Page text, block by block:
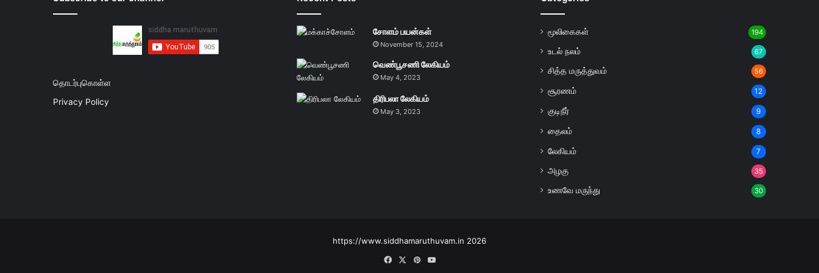
தொடர்புகொள்ள
Privacy Policy
சோளம் பயன்கள்
November 15, 2024
வெண்பூசணி லேகியம்
May 4, 2023
திரிபலா லேகியம்
May 3, 2023
மூலிகைகள் 194
உடல் நலம் 67
சித்த மருத்துவம் 56
சூரணம் 12
குடிநீர் 9
தைலம் 8
லேகியம் 7
அழகு 35
உணவே மருந்து 30
https://www.siddhamaruthuvam.in 2026
FacebookPinterestYouTube